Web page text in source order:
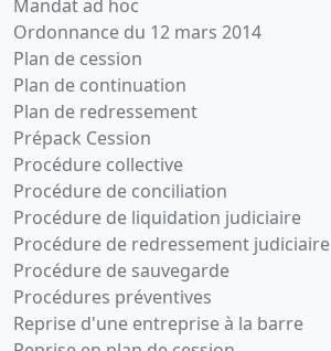
Mandat ad hoc
Ordonnance du 12 mars 2014
Plan de cession
Plan de continuation
Plan de redressement
Prépack Cession
Procédure collective
Procédure de conciliation
Procédure de liquidation judiciaire
Procédure de redressement judiciaire
Procédure de sauvegarde
Procédures préventives
Reprise d'une entreprise à la barre